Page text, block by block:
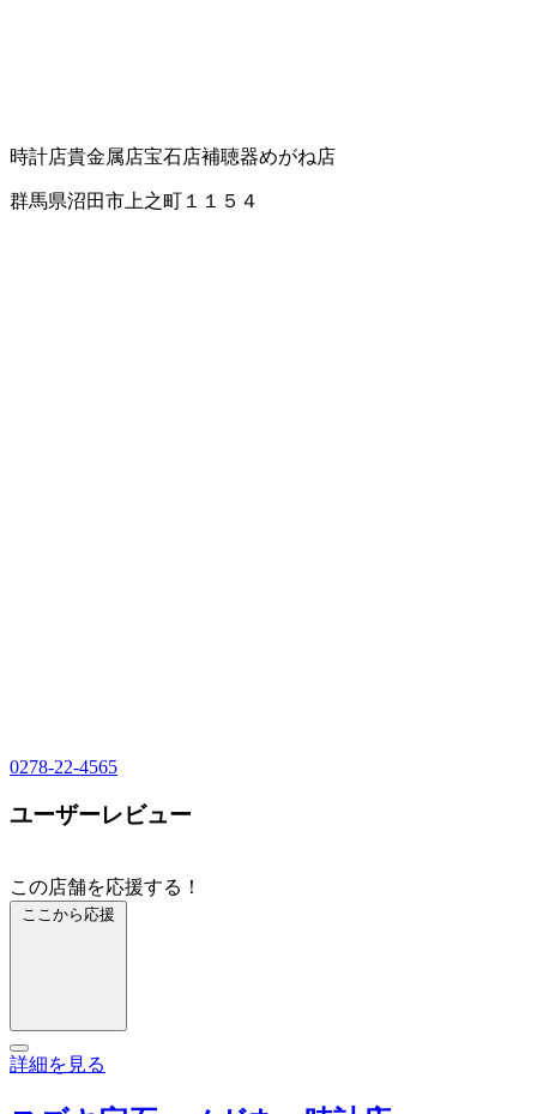
時計店貴金属店宝石店補聴器めがね店
群馬県沼田市上之町１１５４
0278-22-4565
ユーザーレビュー
この店舗を応援する！
ここから応援
詳細を見る